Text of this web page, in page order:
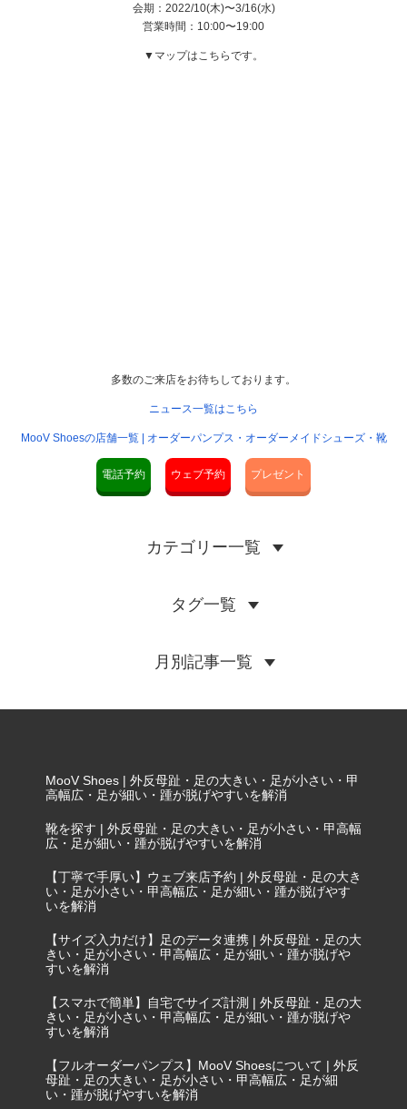
会期：2022/10(木)〜3/16(水)
営業時間：10:00〜19:00
▼マップはこちらです。
多数のご来店をお待ちしております。
ニュース一覧はこちら
MooV Shoesの店舗一覧 | オーダーパンプス・オーダーメイドシューズ・靴
電話予約 ウェブ予約 プレゼント
カテゴリー一覧
タグ一覧
月別記事一覧
MooV Shoes | 外反母趾・足の大きい・足が小さい・甲
高幅広・足が細い・踵が脱げやすいを解消
靴を探す | 外反母趾・足の大きい・足が小さい・甲高幅
広・足が細い・踵が脱げやすいを解消
【丁寧で手厚い】ウェブ来店予約 | 外反母趾・足の大き
い・足が小さい・甲高幅広・足が細い・踵が脱げやす
いを解消
【サイズ入力だけ】足のデータ連携 | 外反母趾・足の大
きい・足が小さい・甲高幅広・足が細い・踵が脱げや
すいを解消
【スマホで簡単】自宅でサイズ計測 | 外反母趾・足の大
きい・足が小さい・甲高幅広・足が細い・踵が脱げや
すいを解消
【フルオーダーパンプス】MooV Shoesについて | 外反
母趾・足の大きい・足が小さい・甲高幅広・足が細
い・踵が脱げやすいを解消